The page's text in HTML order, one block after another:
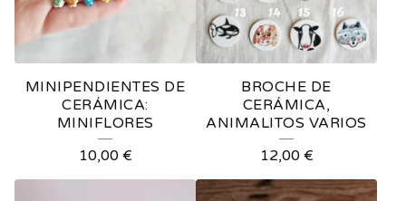
MINIPENDIENTES DE
CERÁMICA:
MINIFLORES
10,00 €
BROCHE DE
CERÁMICA,
ANIMALITOS VARIOS
12,00 €